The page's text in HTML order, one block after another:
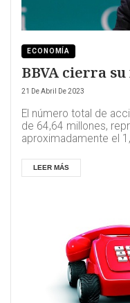
ECONOMÍA
BBVA
21 De Abril De 2023
El número total de
de 64,64 millones,
aproximadamente el
LEER MÁS